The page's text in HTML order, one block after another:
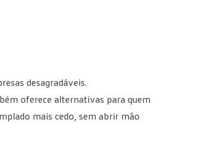
desagradáveis.
oferece alternativas para quem
mais cedo, sem abrir mão